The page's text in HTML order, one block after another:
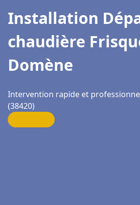
Installation
chaudière
Domène
Intervention rapide et
(38420)